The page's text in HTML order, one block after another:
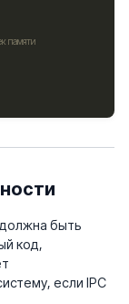
быть
код,
если IPC